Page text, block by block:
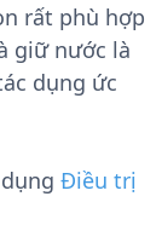
rất phù hợp
giữ nước là
dụng ức
Điều trị